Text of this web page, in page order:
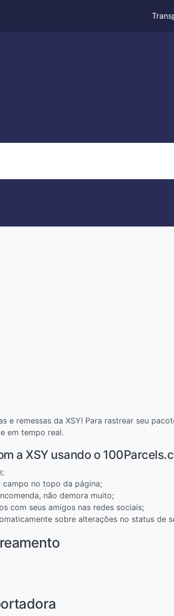
e remessas da XSY! Para rastrear seu
em tempo real.
a XSY usando o
no topo da página;
não demora muito;
com seus amigos nas redes sociais;
sobre alterações no status de